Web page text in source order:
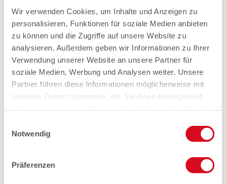
Wir verwenden Cookies, um Inhalte und Anzeigen zu
personalisieren, Funktionen für soziale Medien anbieten
zu können und die Zugriffe auf unsere Website zu
analysieren. Außerdem geben wir Informationen zu Ihrer
Verwendung unserer Website an unsere Partner für
soziale Medien, Werbung und Analysen weiter. Unsere
Partner führen diese Informationen möglicherweise mit
weiteren Daten zusammen, die Sie ihnen bereitgestellt
Notwendig
Präferenzen